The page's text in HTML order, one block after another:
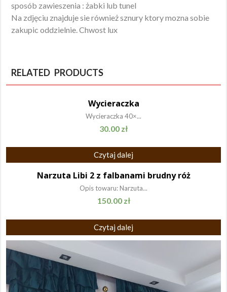
sposób zawieszenia : żabki lub tunel
Na zdjęciu znajduje sie również sznury ktory mozna sobie
zakupic oddzielnie. Chwost lux
RELATED PRODUCTS
Wycieraczka
Wycieraczka 40×...
30.00 zł
Czytaj dalej
Narzuta Libi 2 z falbanami brudny róż
Opis towaru: Narzuta...
150.00 zł
Czytaj dalej